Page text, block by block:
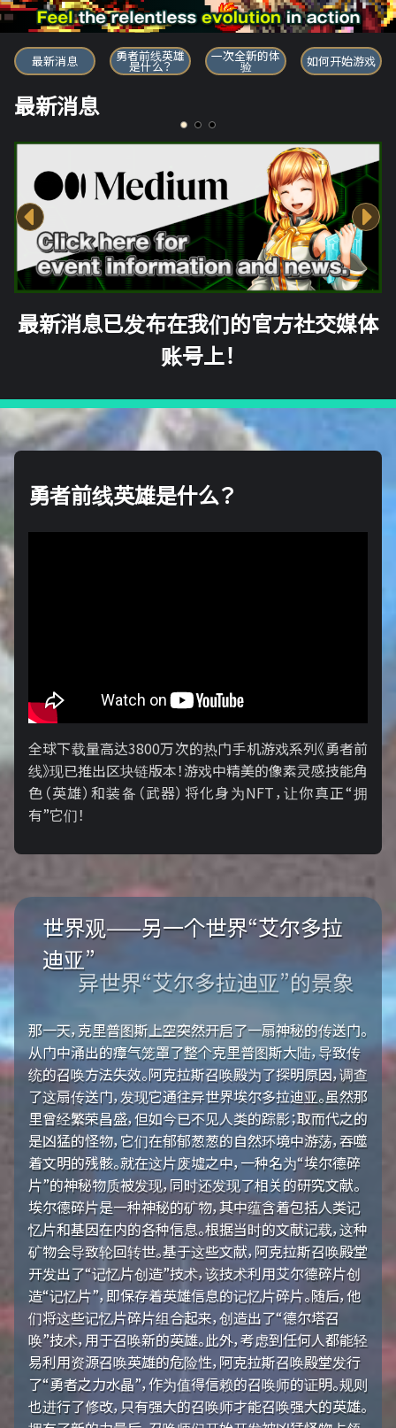
勇者前线英雄
最新消息 勇者前线英雄
是什么？
一次全新的体
验 如何开始游戏
最新消息
最新消息已发布在我们的官方社交媒体
账号上！
勇者前线英雄是什么？
全球下载量高达3800万次的热门手机游戏系列《勇者前
线》现已推出区块链版本！游戏中精美的像素灵感技能角
色（英雄）和装备（武器）将化身为NFT，让你真正“拥
有”它们！
世界观——另一个世界“艾尔多拉
迪亚”
异世界“艾尔多拉迪亚”的景象
那一天，克里普图斯上空突然开启了一扇神秘的传送门。
从门中涌出的瘴气笼罩了整个克里普图斯大陆，导致传
统的召唤方法失效。阿克拉斯召唤殿为了探明原因，调查
了这扇传送门，发现它通往异世界埃尔多拉迪亚。虽然那
里曾经繁荣昌盛，但如今已不见人类的踪影；取而代之的
是凶猛的怪物，它们在郁郁葱葱的自然环境中游荡，吞噬
着文明的残骸。就在这片废墟之中，一种名为“埃尔德碎
片”的神秘物质被发现，同时还发现了相关的研究文献。
埃尔德碎片是一种神秘的矿物，其中蕴含着包括人类记
忆片和基因在内的各种信息。根据当时的文献记载，这种
矿物会导致轮回转世。基于这些文献，阿克拉斯召唤殿堂
开发出了“记忆片创造”技术，该技术利用艾尔德碎片创
造“记忆片”，即保存着英雄信息的记忆片碎片。随后，他
们将这些记忆片碎片组合起来，创造出了“德尔塔召
唤”技术，用于召唤新的英雄。此外，考虑到任何人都能轻
易利用资源召唤英雄的危险性，阿克拉斯召唤殿堂发行
了“勇者之力水晶”，作为值得信赖的召唤师的证明。规则
也进行了修改，只有强大的召唤师才能召唤强大的英雄。